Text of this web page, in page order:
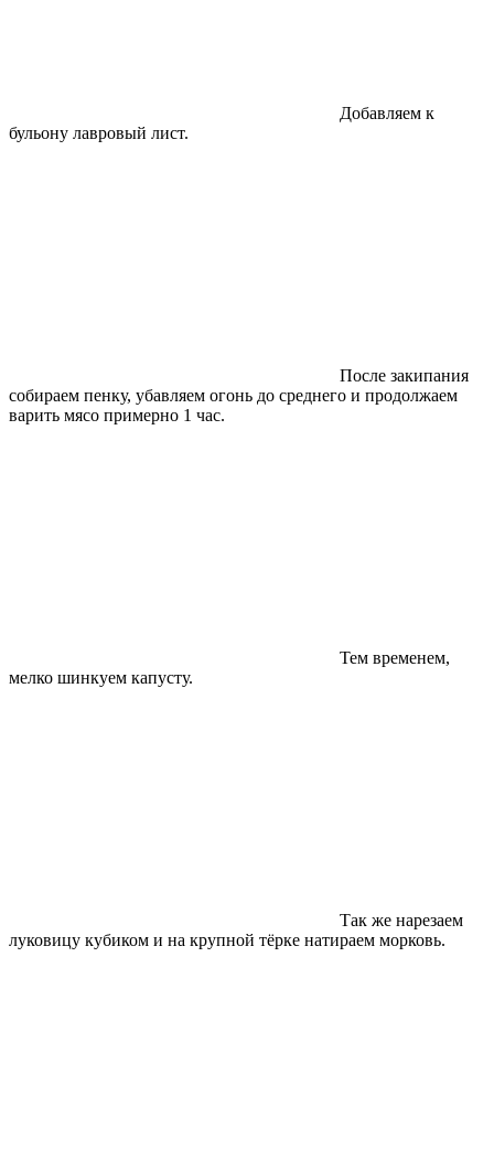
Добавляем к
бульону лавровый лист.
После закипания
собираем пенку, убавляем огонь до среднего и продолжаем
варить мясо примерно 1 час.
Тем временем,
мелко шинкуем капусту.
Так же нарезаем
луковицу кубиком и на крупной тёрке натираем морковь.